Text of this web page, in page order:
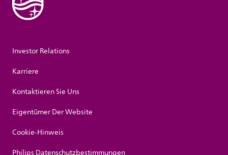
Investor Relations
Karriere
Kontaktieren Sie Uns
Eigentümer Der Website
Cookie-Hinweis